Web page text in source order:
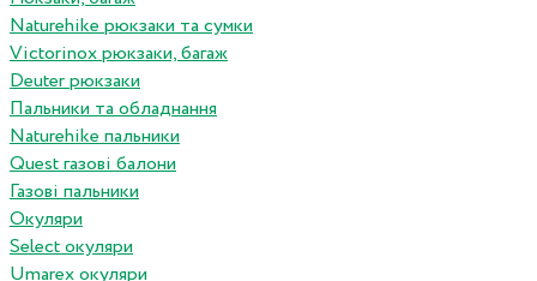
Naturehike рюкзаки та сумки
Victorinox рюкзаки, багаж
Deuter рюкзаки
Пальники та обладнання
Naturehike пальники
Quest газові балони
Газові пальники
Окуляри
Select окуляри
Umarex окуляри